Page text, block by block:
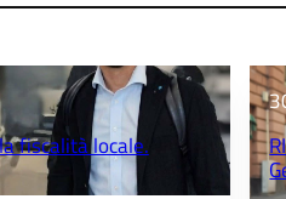
fiscalità locale.